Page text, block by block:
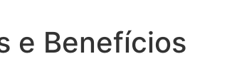
e Benefícios